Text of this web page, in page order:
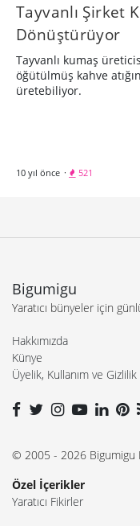
Tayvanlı Şirket
Dönüştürüyor
Tayvanlı kumaş
öğütülmüş kahve
üretebiliyor.
10 yıl önce · 521
Bigumigu
Yaratıcı bünyeler için
Hakkımızda
Künye
Üyelik, Kullanım ve Gizlilik
© 2005 - 2026 Bigumigu
Özel İçerikler
Yaratıcı Fikirler